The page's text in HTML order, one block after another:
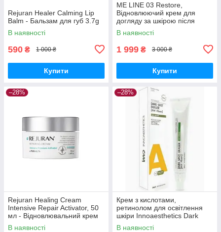
Rejuran Healer Calming Lip
Balm - Бальзам для губ 3.7g
В наявності
590 ₴ 1 000 ₴
Купити
ME LINE 03 Restore,
Відновлюючий крем для
догляду за шкірою після
косметичних процедур 30 мл
В наявності
1 999 ₴ 3 000 ₴
Купити
–28%
Rejuran Healing Cream
Intensive Repair Activator, 50
мл - Відновлювальний крем
В наявності
–28%
Крем з кислотами,
ретинолом для освітлення
шкіри Innoaesthetics Dark
Spot Correcting Cream, 50 g
В наявності